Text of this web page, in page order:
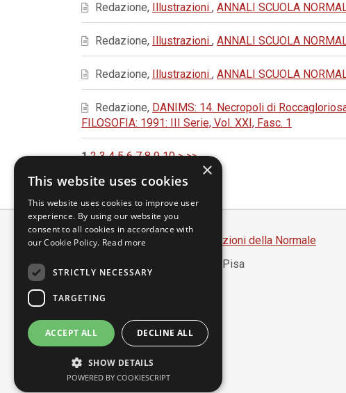
Redazione, Illustrazioni , ANNALI SCUOLA
Redazione, Illustrazioni , ANNALI SCUOLA
Redazione, Illustrazioni , ANNALI SCUOLA
Redazione, DANIMS: 14. Necropoli di
FILOSOFIA: 1991: III Serie, Vol. XXI, Fasc. 1
1 2 3 4 5 6 7 8 9 10 > >>
Scuola Normale Superiore
Edizioni della Normale
Piazza dei Cavalieri, 7 - 56126 Pisa
Partita IVA 00420000507
segreteria.annali@sns.it
Accessibilità
Privacy
×
This website uses cookies
This website uses cookies to improve user
experience. By using our website you
consent to all cookies in accordance with
our Cookie Policy. Read more
STRICTLY NECESSARY
TARGETING
ACCEPT ALL DECLINE ALL
SHOW DETAILS
POWERED BY COOKIESCRIPT